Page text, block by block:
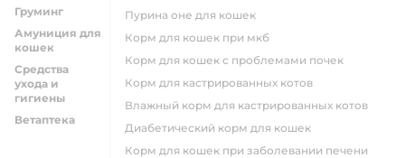
Груминг
Амуниция для
кошек
Средства
ухода и
гигиены
Ветаптека
пурина оне для кошек
корм для кошек при мкб
корм для кошек с проблемами почек
Корм для кастрированных котов
влажный корм для кастрированных котов
диабетический корм для кошек
корм для кошек при заболевании печени